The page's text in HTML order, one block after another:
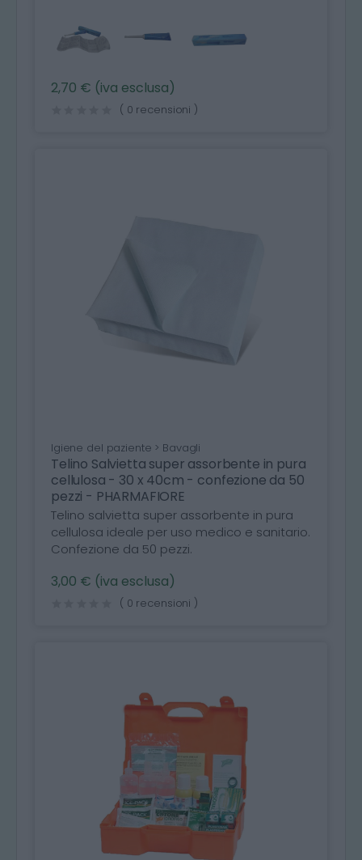
2,70 € (iva esclusa)
( 0 recensioni )
Igiene del paziente > Bavagli
Telino Salvietta super assorbente in pura
cellulosa - 30 x 40cm - confezione da 50
pezzi - PHARMAFIORE
Telino salvietta super assorbente in pura
cellulosa ideale per uso medico e sanitario.
Confezione da 50 pezzi.
3,00 € (iva esclusa)
( 0 recensioni )